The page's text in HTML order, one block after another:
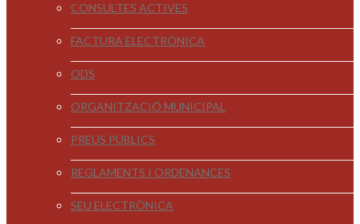
CONSULTES ACTIVES
FACTURA ELECTRÒNICA
ODS
ORGANITZACIÓ MUNICIPAL
PREUS PÚBLICS
REGLAMENTS I ORDENANCES
SEU ELECTRÒNICA